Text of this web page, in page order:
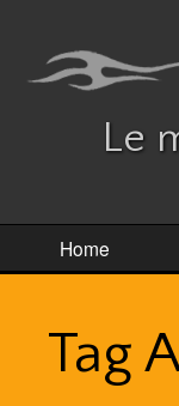
Le
Home
Tag